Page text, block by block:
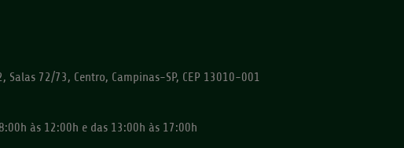
Salas 72/73, Centro, Campinas-SP, CEP 13010-001
às 12:00h e das 13:00h às 17:00h